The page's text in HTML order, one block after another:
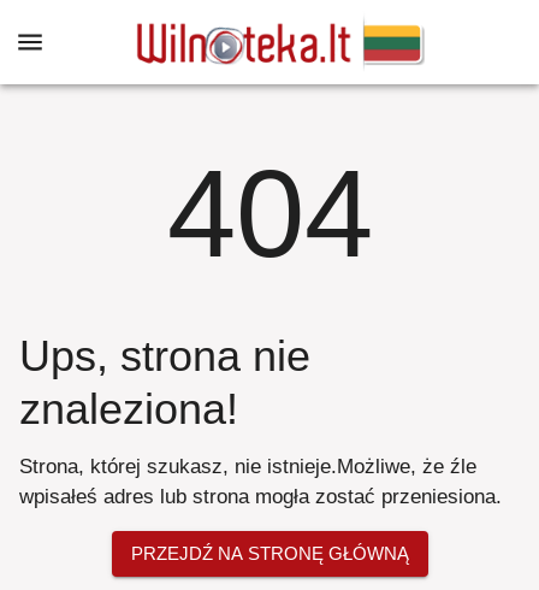
404
Ups, strona nie
znaleziona!
Strona, której szukasz, nie istnieje.Możliwe, że źle
wpisałeś adres lub strona mogła zostać przeniesiona.
PRZEJDŹ NA STRONĘ GŁÓWNĄ